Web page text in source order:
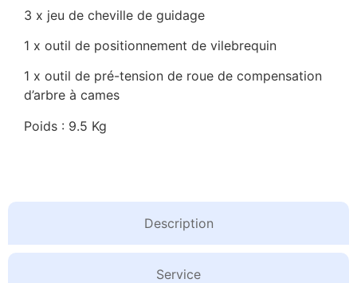
Description
Service
3 x jeu de cheville de guidage
1 x outil de positionnement de vilebrequin
1 x outil de pré-tension de roue de compensation
d’arbre à cames
Poids : 9.5 Kg